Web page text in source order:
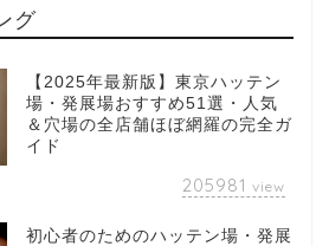
グ
【2025年最新版】東京ハッテン
場・発展場おすすめ51選・人気
＆穴場の全店舗ほぼ網羅の完全ガ
イド
205981 view
初心者のためのハッテン場・発展